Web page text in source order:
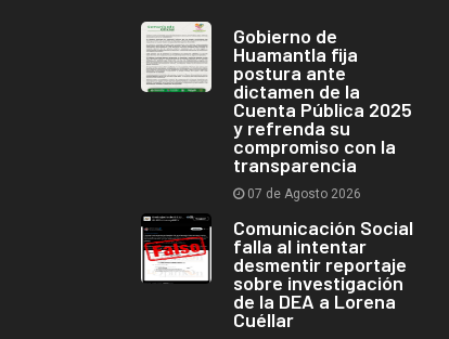
Gobierno de
Huamantla fija
postura ante
dictamen de la
Cuenta Pública 2025
y refrenda su
compromiso con la
transparencia
07 de Agosto 2026
Comunicación Social
falla al intentar
desmentir reportaje
sobre investigación
de la DEA a Lorena
Cuéllar